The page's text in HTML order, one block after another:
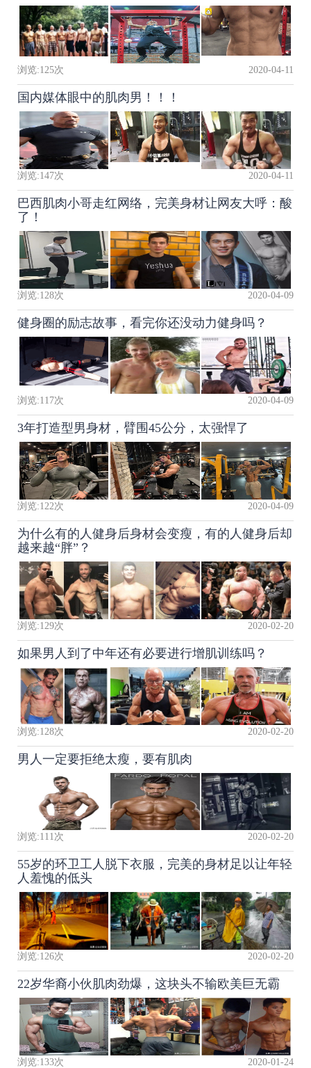
浏览:125次 2020-04-11
国内媒体眼中的肌肉男！！！
浏览:147次 2020-04-11
巴西肌肉小哥走红网络，完美身材让网友大呼：酸
了！
浏览:128次 2020-04-09
健身圈的励志故事，看完你还没动力健身吗？
浏览:117次 2020-04-09
3年打造型男身材，臂围45公分，太强悍了
浏览:122次 2020-04-09
为什么有的人健身后身材会变瘦，有的人健身后却
越来越“胖”？
浏览:129次 2020-02-20
如果男人到了中年还有必要进行增肌训练吗？
浏览:128次 2020-02-20
男人一定要拒绝太瘦，要有肌肉
浏览:111次 2020-02-20
55岁的环卫工人脱下衣服，完美的身材足以让年轻
人羞愧的低头
浏览:126次 2020-02-20
22岁华裔小伙肌肉劲爆，这块头不输欧美巨无霸
浏览:133次 2020-01-24